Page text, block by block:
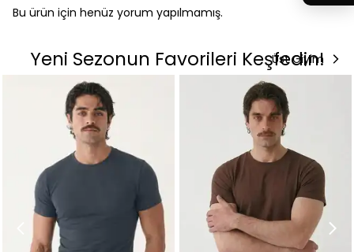
Bu ürün için henüz yorum yapılmamış.
Yeni Sezonun Favorileri Keşfedin!
Üst Giyim